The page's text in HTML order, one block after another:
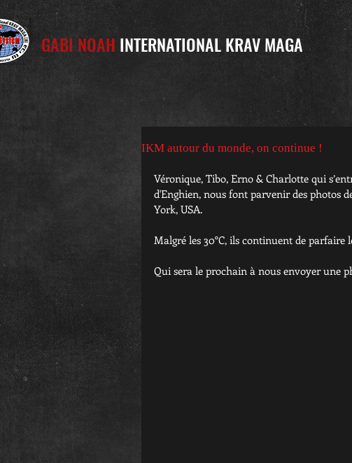
GABI NOAH INTERNATIONAL KRAV MAGA
IKM autour du monde, on continue !
Véronique, Tibo, Erno & Charlotte qui
d'Enghien, nous font parvenir des photos
York, USA.
Malgré les 30°C, ils continuent de
Qui sera le prochain à nous envoyer une